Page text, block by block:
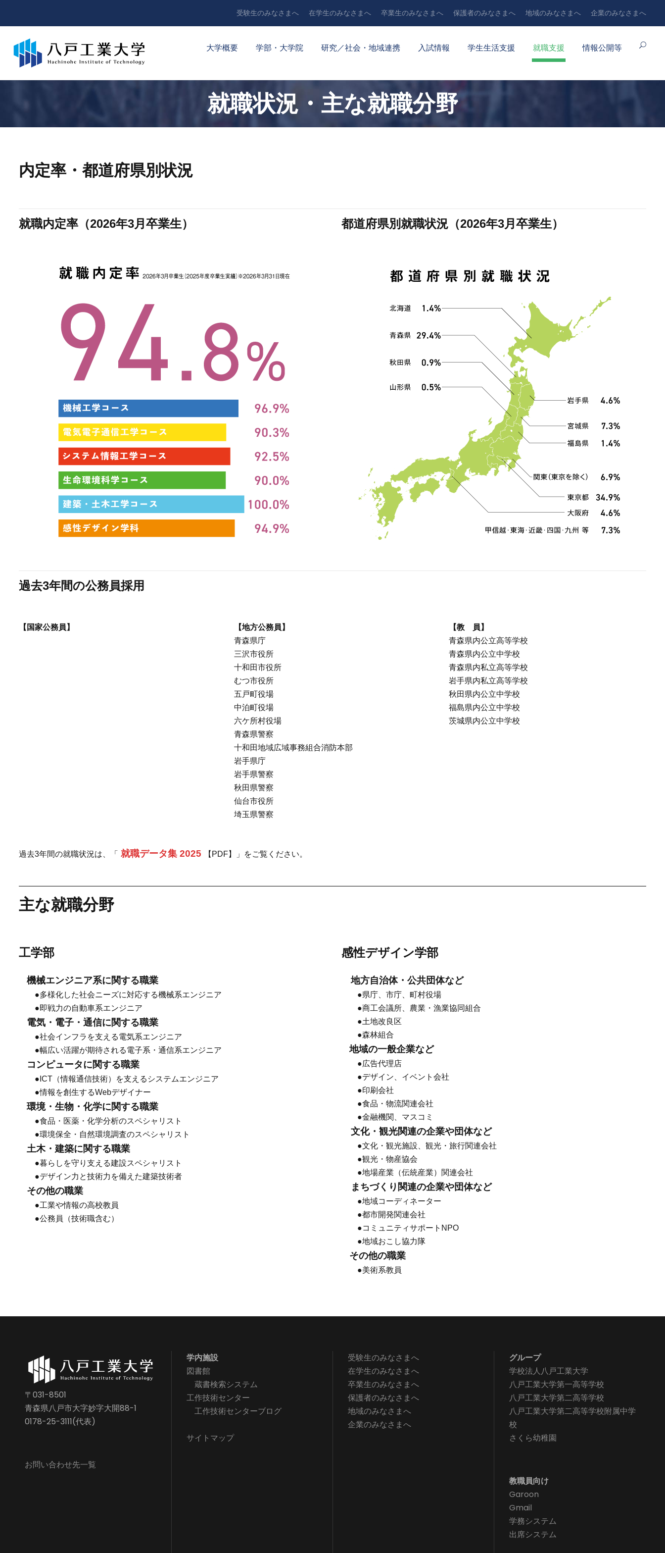
受験生のみなさまへ 在学生のみなさまへ 卒業生のみなさまへ 保護者のみなさまへ 地域のみなさまへ 企業のみなさまへ
大学概要 学部・大学院 研究／社会・地域連携 入試情報 学生生活支援 就職支援 情報公開等
就職状況・主な就職分野
内定率・都道府県別状況
就職内定率（2026年3月卒業生） 都道府県別就職状況（2026年3月卒業生）
過去3年間の公務員採用
【国家公務員】
【地方公務員】
青森県庁
三沢市役所
十和田市役所
むつ市役所
五戸町役場
中泊町役場
六ケ所村役場
青森県警察
十和田地域広域事務組合消防本部
岩手県庁
岩手県警察
秋田県警察
仙台市役所
埼玉県警察
【教 員】
青森県内公立高等学校
青森県内公立中学校
青森県内私立高等学校
岩手県内私立高等学校
秋田県内公立中学校
福島県内公立中学校
茨城県内公立中学校
過去3年間の就職状況は、「 就職データ集 2025 【PDF】」をご覧ください。
主な就職分野
工学部
機械エンジニア系に関する職業
●多様化した社会ニーズに対応する機械系エンジニア
●即戦力の自動車系エンジニア
電気・電子・通信に関する職業
●社会インフラを支える電気系エンジニア
●幅広い活躍が期待される電子系・通信系エンジニア
コンピュータに関する職業
●ICT（情報通信技術）を支えるシステムエンジニア
●情報を創生するWebデザイナー
環境・生物・化学に関する職業
●食品・医薬・化学分析のスペシャリスト
●環境保全・自然環境調査のスペシャリスト
土木・建築に関する職業
●暮らしを守り支える建設スペシャリスト
●デザイン力と技術力を備えた建築技術者
その他の職業
●工業や情報の高校教員
●公務員（技術職含む）
感性デザイン学部
地方自治体・公共団体など
●県庁、市庁、町村役場
●商工会議所、農業・漁業協同組合
●土地改良区
●森林組合
地域の一般企業など
●広告代理店
●デザイン、イベント会社
●印刷会社
●食品・物流関連会社
●金融機関、マスコミ
文化・観光関連の企業や団体など
●文化・観光施設、観光・旅行関連会社
●観光・物産協会
●地場産業（伝統産業）関連会社
まちづくり関連の企業や団体など
●地域コーディネーター
●都市開発関連会社
●コミュニティサポートNPO
●地域おこし協力隊
その他の職業
●美術系教員
〒031-8501
青森県八戸市大字妙字大開88-1
0178-25-3111(代表)
お問い合わせ先一覧
学内施設
図書館
蔵書検索システム
工作技術センター
工作技術センターブログ
サイトマップ
受験生のみなさまへ
在学生のみなさまへ
卒業生のみなさまへ
保護者のみなさまへ
地域のみなさまへ
企業のみなさまへ
グループ
学校法人八戸工業大学
八戸工業大学第一高等学校
八戸工業大学第二高等学校
八戸工業大学第二高等学校附属中学
校
さくら幼稚園
教職員向け
Garoon
Gmail
学務システム
出席システム